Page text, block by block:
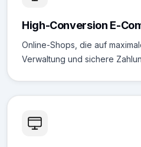
High-Conversion E-
Online-Shops, die auf
Verwaltung und sichere